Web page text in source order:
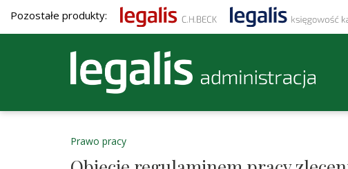
Pozostałe produkty:
Prawo pracy